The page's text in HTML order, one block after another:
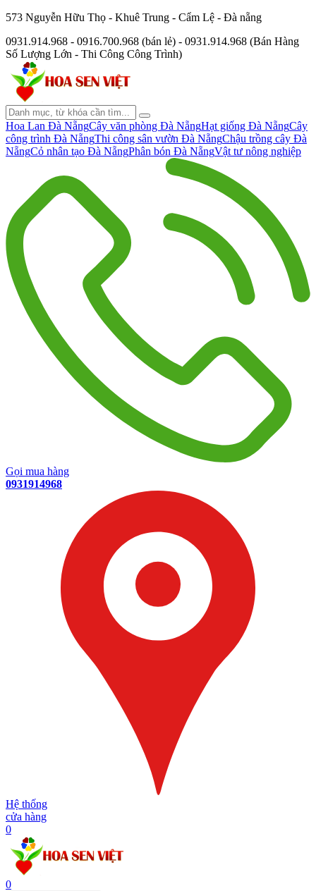
573 Nguyễn Hữu Thọ - Khuê Trung - Cẩm Lệ - Đà nẵng
0931.914.968 - 0916.700.968 (bán lẻ) - 0931.914.968 (Bán Hàng
Số Lượng Lớn - Thi Công Công Trình)
Hoa Lan Đà NẵngCây văn phòng Đà NẵngHạt giống Đà NẵngCây
công trình Đà NẵngThi công sân vườn Đà NẵngChậu trồng cây Đà
NẵngCỏ nhân tạo Đà NẵngPhân bón Đà NẵngVật tư nông nghiệp
Gọi mua hàng
0931914968
Hệ thống
cửa hàng
0
0